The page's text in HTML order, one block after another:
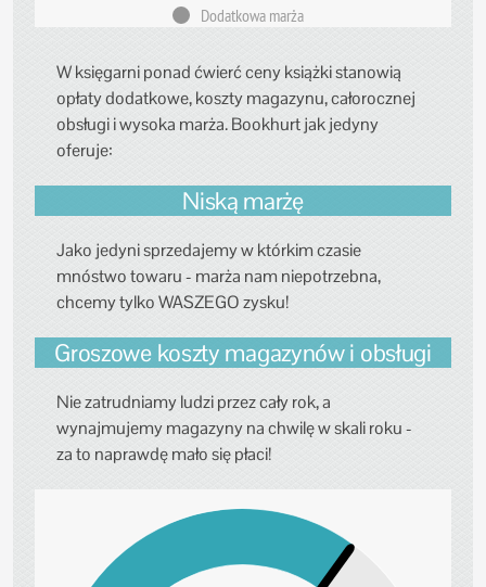
Dodatkowa marża
W księgarni ponad ćwierć ceny książki stanowią
opłaty dodatkowe, koszty magazynu, całorocznej
obsługi i wysoka marża. Bookhurt jak jedyny
oferuje:
Niską marżę
Jako jedyni sprzedajemy w którkim czasie
mnóstwo towaru - marża nam niepotrzebna,
chcemy tylko WASZEGO zysku!
Groszowe koszty magazynów i obsługi
Nie zatrudniamy ludzi przez cały rok, a
wynajmujemy magazyny na chwilę w skali roku -
za to naprawdę mało się płaci!